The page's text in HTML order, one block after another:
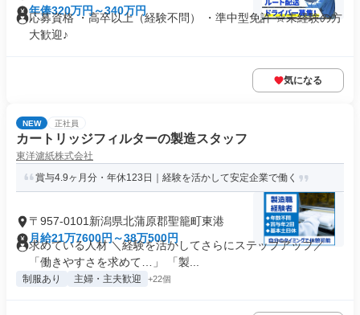
年俸320万円～340万円
応募資格 ・高卒以上（経験不問） ・準中型免許 ☆未経験の方
大歓迎♪
気になる
NEW 正社員
カートリッジフィルターの製造スタッフ
東洋濾紙株式会社
賞与4.9ヶ月分・年休123日｜経験を活かして安定企業で働く
〒957-0101新潟県北蒲原郡聖籠町東港
月給21万7600円～38万500円
求めている人材 ＼経験を活かしてさらにステップアップ／
「働きやすさを求めて…」 「製...
制服あり 主婦・主夫歓迎 +22個